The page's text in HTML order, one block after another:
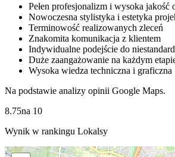
Pełen profesjonalizm i wysoka jakość
Nowoczesna stylistyka i estetyka
Terminowość realizowanych zleceń
Znakomita komunikacja z klientem
Indywidualne podejście do
Duże zaangażowanie na każdym
Wysoka wiedza techniczna i graficzna
Na podstawie analizy opinii Google Maps.
8.75na 10
Wynik w rankingu Lokalsy